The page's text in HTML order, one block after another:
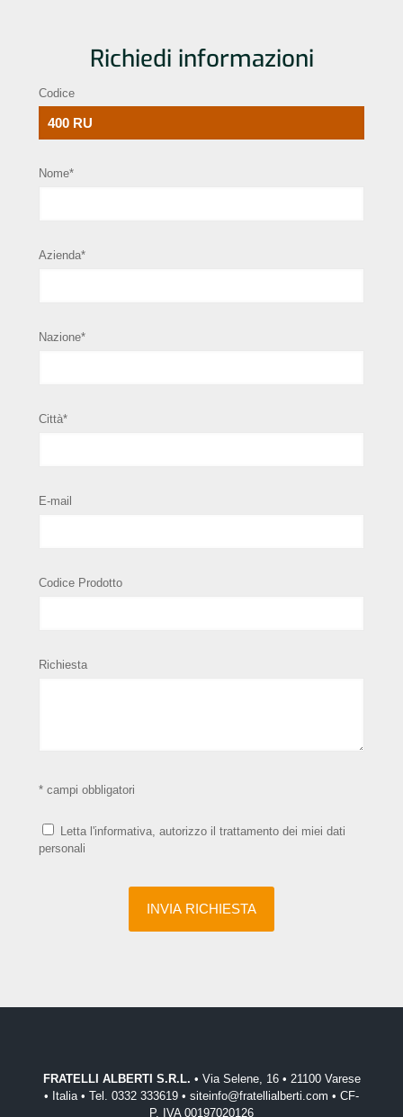
Richiedi informazioni
Codice
Nome*
Azienda*
Nazione*
Città*
E-mail
Codice Prodotto
Richiesta
* campi obbligatori
Letta l'informativa, autorizzo il trattamento dei miei dati
personali
FRATELLI ALBERTI S.R.L. • Via Selene, 16 • 21100 Varese
• Italia • Tel. 0332 333619 • siteinfo@fratellialberti.com • CF-
P. IVA 00197020126